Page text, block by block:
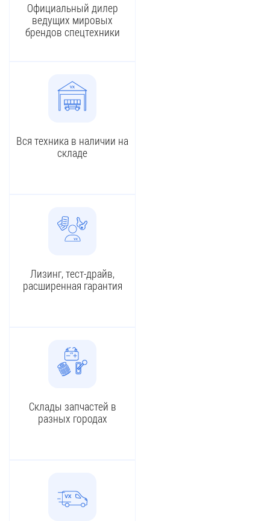
Официальный дилер
ведущих мировых
брендов спецтехники
Вся техника в наличии на
складе
Лизинг, тест-драйв,
расширенная гарантия
Склады запчастей в
разных городах